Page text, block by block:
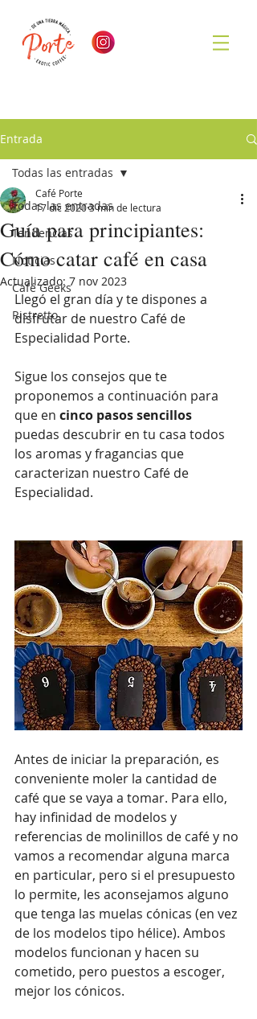
Entrada
Todas las entradas
Tendencias
Noticias
Café Geeks
Ristretto
Todas las entradas
Guía para principiantes:
Cómo catar café en casa
Café Porte
17 dic 20203 min de lectura
Actualizado: 7 nov 2023
Llegó el gran día y te dispones a
disfrutar de nuestro Café de
Especialidad Porte.
Sigue los consejos que te
proponemos a continuación para
que en cinco pasos sencillos
puedas descubrir en tu casa todos
los aromas y fragancias que
caracterizan nuestro Café de
Especialidad.
Antes de iniciar la preparación, es
conveniente moler la cantidad de
café que se vaya a tomar. Para ello,
hay infinidad de modelos y
referencias de molinillos de café y no
vamos a recomendar alguna marca
en particular, pero si el presupuesto
lo permite, les aconsejamos alguno
que tenga las muelas cónicas (en vez
de los modelos tipo hélice). Ambos
modelos funcionan y hacen su
cometido, pero puestos a escoger,
mejor los cónicos.